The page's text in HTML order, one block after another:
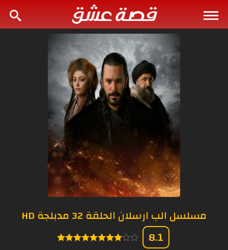
مسلسل الب ارسلان الحلقة 32 مدبلجة HD
8.1